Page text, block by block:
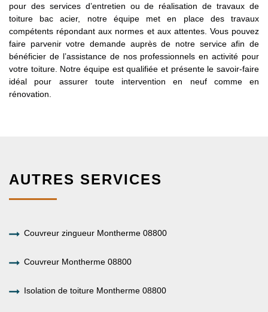
pour des services d’entretien ou de réalisation de travaux de
toiture bac acier, notre équipe met en place des travaux
compétents répondant aux normes et aux attentes. Vous pouvez
faire parvenir votre demande auprès de notre service afin de
bénéficier de l’assistance de nos professionnels en activité pour
votre toiture. Notre équipe est qualifiée et présente le savoir-faire
idéal pour assurer toute intervention en neuf comme en
rénovation.
AUTRES SERVICES
Couvreur zingueur Montherme 08800
Couvreur Montherme 08800
Isolation de toiture Montherme 08800